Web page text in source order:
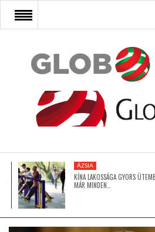
FŐOLDAL
AFRIKA
ÁZSIA
ÁZSIA
KÍNA LAKOSSÁGA GYORS
MÁR MINDEN…